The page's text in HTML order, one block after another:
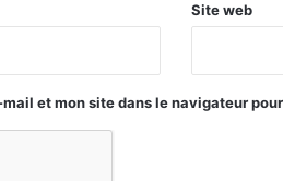
Site web
et mon site dans le navigateur